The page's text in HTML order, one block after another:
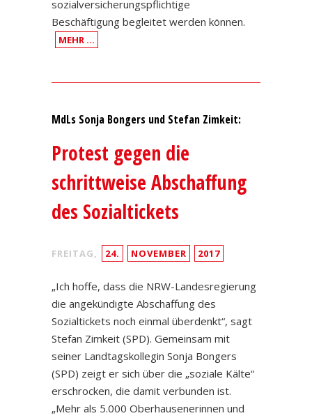
sozialversicherungspflichtige
Beschäftigung begleitet werden können.
MEHR …
MdLs Sonja Bongers und Stefan Zimkeit:
Protest gegen die
schrittweise Abschaffung
des Sozialtickets
FREITAG, 24. NOVEMBER 2017
„Ich hoffe, dass die NRW-Landesregierung
die angekündigte Abschaffung des
Sozialtickets noch einmal überdenkt“, sagt
Stefan Zimkeit (SPD). Gemeinsam mit
seiner Landtagskollegin Sonja Bongers
(SPD) zeigt er sich über die „soziale Kälte“
erschrocken, die damit verbunden ist.
„Mehr als 5.000 Oberhausenerinnen und